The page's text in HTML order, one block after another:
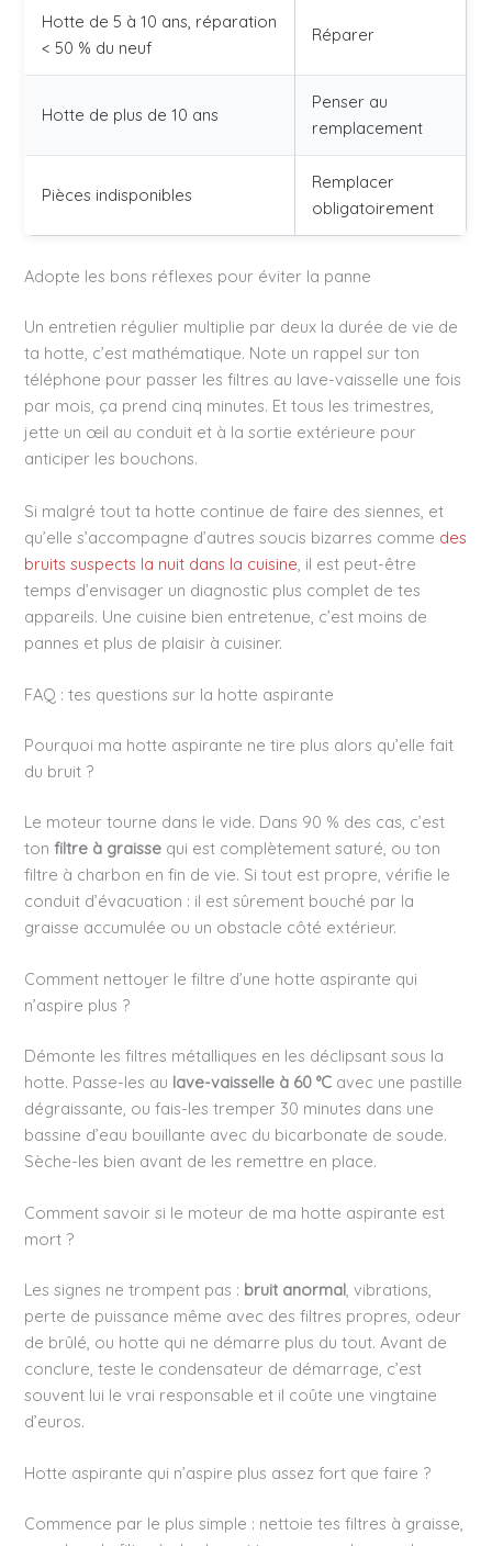
Hotte de 5 à 10 ans, réparation
< 50 % du neuf
Réparer
Hotte de plus de 10 ans
Penser au
remplacement
Pièces indisponibles
Remplacer
obligatoirement
Adopte les bons réflexes pour éviter la panne
Un entretien régulier multiplie par deux la durée de vie de
ta hotte, c’est mathématique. Note un rappel sur ton
téléphone pour passer les filtres au lave-vaisselle une fois
par mois, ça prend cinq minutes. Et tous les trimestres,
jette un œil au conduit et à la sortie extérieure pour
anticiper les bouchons.
Si malgré tout ta hotte continue de faire des siennes, et
qu’elle s’accompagne d’autres soucis bizarres comme des
bruits suspects la nuit dans la cuisine , il est peut-être
temps d’envisager un diagnostic plus complet de tes
appareils. Une cuisine bien entretenue, c’est moins de
pannes et plus de plaisir à cuisiner.
FAQ : tes questions sur la hotte aspirante
Pourquoi ma hotte aspirante ne tire plus alors qu’elle fait
du bruit ?
Le moteur tourne dans le vide. Dans 90 % des cas, c’est
tonfiltre à graisse qui est complètement saturé, ou ton
filtre à charbon en fin de vie. Si tout est propre, vérifie le
conduit d’évacuation : il est sûrement bouché par la
graisse accumulée ou un obstacle côté extérieur.
Comment nettoyer le filtre d’une hotte aspirante qui
n’aspire plus ?
Démonte les filtres métalliques en les déclipsant sous la
hotte. Passe-les au lave-vaisselle à 60 °C avec une pastille
dégraissante, ou fais-les tremper 30 minutes dans une
bassine d’eau bouillante avec du bicarbonate de soude.
Sèche-les bien avant de les remettre en place.
Comment savoir si le moteur de ma hotte aspirante est
mort ?
Les signes ne trompent pas : bruit anormal, vibrations,
perte de puissance même avec des filtres propres, odeur
de brûlé, ou hotte qui ne démarre plus du tout. Avant de
conclure, teste le condensateur de démarrage, c’est
souvent lui le vrai responsable et il coûte une vingtaine
d’euros.
Hotte aspirante qui n’aspire plus assez fort que faire ?
Commence par le plus simple : nettoie tes filtres à graisse,